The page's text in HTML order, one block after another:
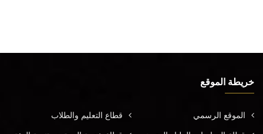
خريطة الموقع
الموقع الرسمي قطاع التعليم والطلاب